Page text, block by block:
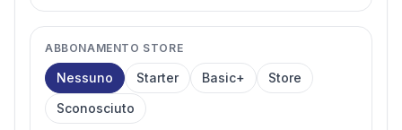
ABBONAMENTO STORE
Nessuno Starter Basic+
Store
Sconosciuto